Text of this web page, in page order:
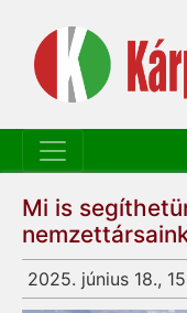
Mi is
2025. június 18.,